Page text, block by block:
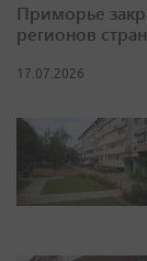
Приморье
регионов
17.07.2026